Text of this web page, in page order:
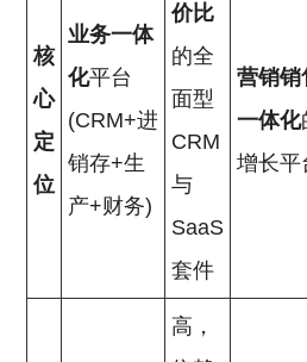
核
心
定
位
业务一体
化平台
(CRM+进
销存+生
产+财务)
价比
的全
面型
CRM
与
SaaS
套件
营销销
一体化
增长平
高，